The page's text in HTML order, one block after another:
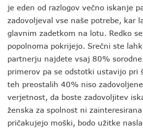
je eden od razlogov večno iskanje
zadovoljeval vse naše potrebe, kar
glavnim zadetkom na lotu. Redko
popolnoma pokrijejo. Srečni ste
partnerju najdete vsaj 80%
primerov pa se odstotki ustavijo pri
teh preostalih 40% niso
verjetnost, da boste zadovoljitev
ženska za spolnost ni
pričakujejo moški, bodo užitke